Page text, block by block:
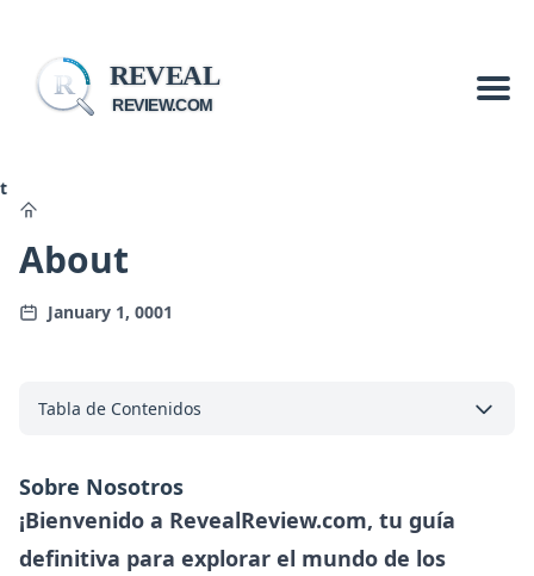
R REVEAL
REVIEW.COM
t
About
January 1, 0001
Tabla de Contenidos
Sobre Nosotros
¡Bienvenido a RevealReview.com, tu guía
definitiva para explorar el mundo de los